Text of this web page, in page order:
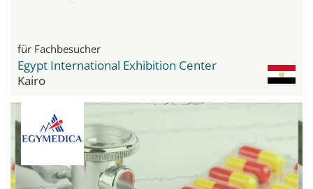
für Fachbesucher
Egypt International Exhibition Center
Kairo